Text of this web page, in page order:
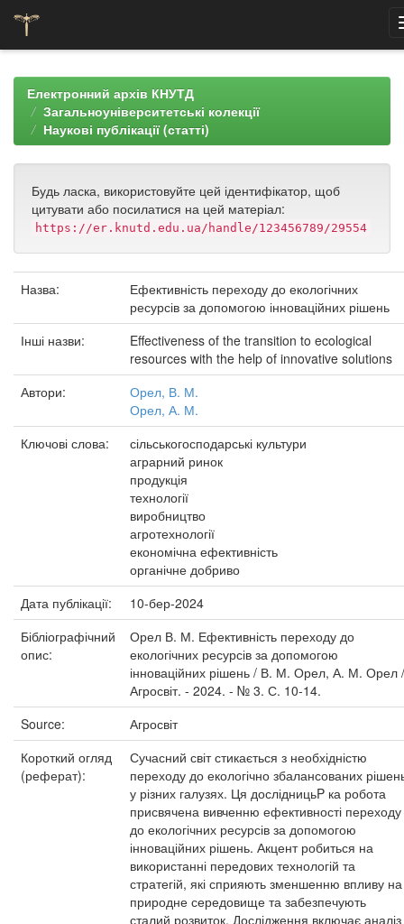
navigationЕлектронний архів КНУТД
Загальноуніверситетські колекції
Наукові публікації (статті)
Будь ласка, використовуйте цей ідентифікатор, щоб
цитувати або посилатися на цей матеріал:
https://er.knutd.edu.ua/handle/123456789/29554
Назва:
Ефективність переходу до екологічних
ресурсів за допомогою інноваційних рішень
Інші назви:
Effectiveness of the transition to ecological
resources with the help of innovative solutions
Автори:
Орел, В. М.
Орел, А. М.
Ключові слова:
сільськогосподарські культури
аграрний ринок
продукція
технології
виробництво
агротехнології
економічна ефективність
органічне добриво
Дата публікації:
10-бер-2024
Бібліографічний
опис:
Орел В. М. Ефективність переходу до
екологічних ресурсів за допомогою
інноваційних рішень / В. М. Орел, А. М. Орел
Агросвіт. - 2024. - № 3. С. 10-14.
Source:
Агросвіт
Короткий огляд
(реферат):
Сучасний світ стикається з необхідністю
переходу до екологічно збалансованих
у різних галузях. Ця дослідницьP ка робота
присвячена вивченню ефективності переходу
до екологічних ресурсів за допомогою
інноваційних рішень. Акцент робиться на
використанні передових технологій та
стратегій, які сприяють зменшенню впливу на
природне середовище та забезпечують
сталий розвиток. Дослідження включає аналіз